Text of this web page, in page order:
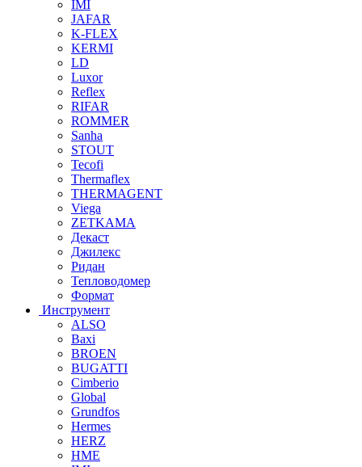
IMI
JAFAR
K-FLEX
KERMI
LD
Luxor
Reflex
RIFAR
ROMMER
Sanha
STOUT
Tecofi
Thermaflex
THERMAGENT
Viega
ZETKAMA
Декаст
Джилекс
Ридан
Тепловодомер
Формат
Инструмент
ALSO
Baxi
BROEN
BUGATTI
Cimberio
Global
Grundfos
Hermes
HERZ
HME